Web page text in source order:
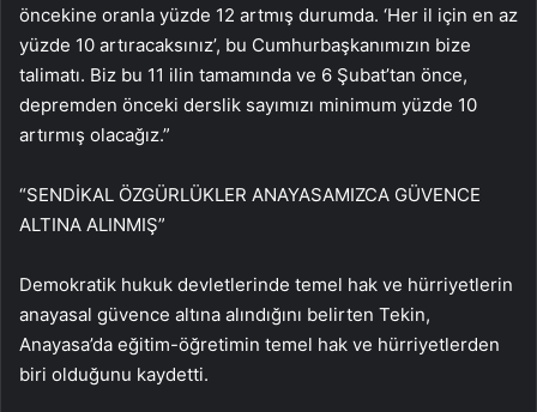
öncekine oranla yüzde 12 artmış durumda. ‘Her il için en az
yüzde 10 artıracaksınız’, bu Cumhurbaşkanımızın bize
talimatı. Biz bu 11 ilin tamamında ve 6 Şubat’tan önce,
depremden önceki derslik sayımızı minimum yüzde 10
artırmış olacağız.”
“SENDİKAL ÖZGÜRLÜKLER ANAYASAMIZCA GÜVENCE
ALTINA ALINMIŞ”
Demokratik hukuk devletlerinde temel hak ve hürriyetlerin
anayasal güvence altına alındığını belirten Tekin,
Anayasa’da eğitim-öğretimin temel hak ve hürriyetlerden
biri olduğunu kaydetti.